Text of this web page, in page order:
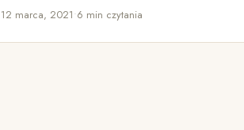
12 marca, 2021•6 min czytania